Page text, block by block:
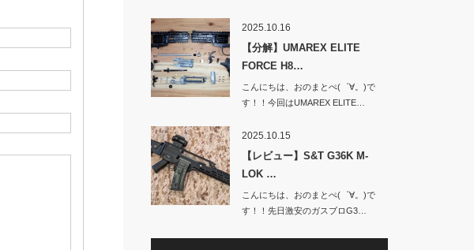
2025.10.16
【分解】UMAREX ELITE
FORCE H8…
こんにちは、おのまとぺ(゜∀。)で
す！！今回はUMAREX ELITE…
2025.10.15
【レビュー】S&T G36K M-
LOK …
こんにちは、おのまとぺ(゜∀。)で
す！！先日激安のガスブロG3…